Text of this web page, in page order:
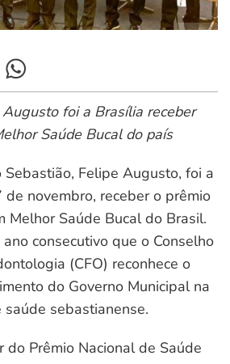
foi a Brasília receber
Saúde Bucal do país
Felipe Augusto, foi a
novembro, receber o prêmio
Melhor Saúde Bucal do Brasil.
consecutivo que o Conselho
(CFO) reconhece o
do Governo Municipal na
saúde sebastianense.
do Prêmio Nacional de Saúde